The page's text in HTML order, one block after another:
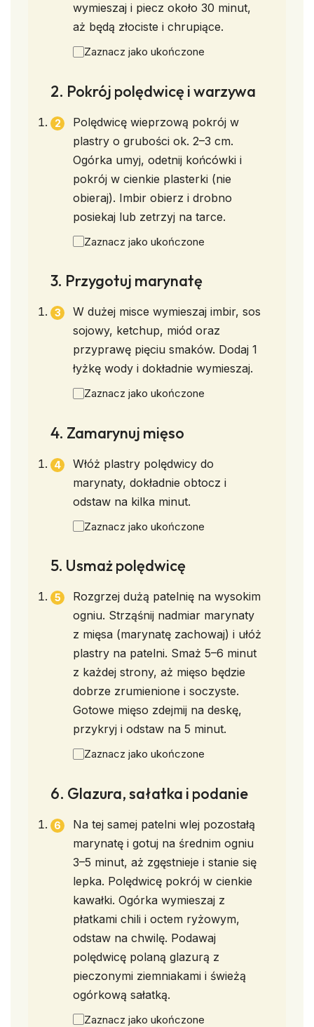
wymieszaj i piecz około 30 minut,
aż będą złociste i chrupiące.
Zaznacz jako ukończone
2. Pokrój polędwicę i warzywa
Polędwicę wieprzową pokrój w
plastry o grubości ok. 2–3 cm.
Ogórka umyj, odetnij końcówki i
pokrój w cienkie plasterki (nie
obieraj). Imbir obierz i drobno
posiekaj lub zetrzyj na tarce.
Zaznacz jako ukończone
3. Przygotuj marynatę
W dużej misce wymieszaj imbir, sos
sojowy, ketchup, miód oraz
przyprawę pięciu smaków. Dodaj 1
łyżkę wody i dokładnie wymieszaj.
Zaznacz jako ukończone
4. Zamarynuj mięso
Włóż plastry polędwicy do
marynaty, dokładnie obtocz i
odstaw na kilka minut.
Zaznacz jako ukończone
5. Usmaż polędwicę
Rozgrzej dużą patelnię na wysokim
ogniu. Strząśnij nadmiar marynaty
z mięsa (marynatę zachowaj) i ułóż
plastry na patelni. Smaż 5–6 minut
z każdej strony, aż mięso będzie
dobrze zrumienione i soczyste.
Gotowe mięso zdejmij na deskę,
przykryj i odstaw na 5 minut.
Zaznacz jako ukończone
6. Glazura, sałatka i podanie
Na tej samej patelni wlej pozostałą
marynatę i gotuj na średnim ogniu
3–5 minut, aż zgęstnieje i stanie się
lepka. Polędwicę pokrój w cienkie
kawałki. Ogórka wymieszaj z
płatkami chili i octem ryżowym,
odstaw na chwilę. Podawaj
polędwicę polaną glazurą z
pieczonymi ziemniakami i świeżą
ogórkową sałatką.
Zaznacz jako ukończone